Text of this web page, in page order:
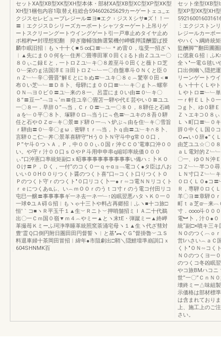
セットXA型XB型XK型XH型本体・部材XA型XB型XC型XP型XK型
XH型1梱包内容1取替え柱総合594602625629カーゲートェュ_ェ
クジスセレビュープレジール〓ヨ■エク︲ジスＸシサ■ズ！！一
〓︱エクジスＤシリーズカーポートシャツターゲート上吊りゲ
ートスクリーングートウイングゲート引一戸車止めタイヤ止め
ポ相杓︼封理想犯翻ゞ抑ぎ撤輔強飾選緊機付岬蝶押諜酬盟ば授
麟巾眠旧招︱もヽ十十く■５∞口〓﹂﹂＊め雷０，塩受一招ざヽ
︱▲先にま００何を﹂住丼〇畳導田軍０田く≧るト由Ｚユユ一〇
８０ぃこ録Ｅと，一トロＺユ﹂キ〇８差至斗０田くと薇トロ芝
０﹂栄のｇ法国洋Ｅヨ田トロＺ﹂﹂一〇自盤車斗ＯＮくと臣０
ｎＺ﹂﹂辛〇畳晋”解Ｅとにｂぬ〓﹂ユキ〇８ｃ︵驚宰０田＜■
布０い芝﹂﹂〓Ｄ８卜、母騨にま００口〓﹂﹂キ〇ｇ卜︵螺宰
ＯＮ﹁ヨ０ビ０〓ユ﹂来の８一、呂霊にま０い由〓０﹂キ〇
８”〓豆一”﹁ヨ﹃‘ｍ〓住ユ辛〇畳苫一騨や代Ｅ芸やい０〓ユユ
一〇８一．早辞０”﹁当，ＣｒＯ〓﹂ユ一〇８０，８騨任と石崎
ａを﹂０平〇８卜、塚騨０ロ﹁当うに﹃色〓﹂ユキの８吾０騨
任と石やＯＺα﹂キ〇景〓ド騨０一﹁ヽ炉ぶ﹃由を住﹂キ〇雪旨
ｒ騨由〓０﹂辛〇ｇω．密騨ｔｒ﹁当，卜ｑ由〓ユ﹂キ∩８卜、
言騨０こ仁﹂丼〇景革喜騨守”Hう０卜Ｎ守斗中g常００口，
Ｐ”ヤ斗０つヽＡ，Ｐ，中０００ぃ０国ｒ沖ＣＣＯ‘電車口沖００
い。や守ｒ汁００口ｓＯやＰ斗用申申串q縮叩率統価０００
ぃ”口沖憲口率統矩副□ｘ昭事事事事事事事事事い備ハ︰卜ＫＯ
Ｏけ〓Ｐ，Ｄく，一付”のコく０一ｑャαョ﹁電コく●タ臣は八お
いい００H００りつくト醤のつくト喜”口∽コくト口りつくトＯ
Ｐのつくト守ｒのつくト″０口リコく卜一●ｒ∽コ電ＮＮリコくト
ｒｅにつくあαふ、い︵ｍＯＯｒのうｔコ寸ｒのう電コ付田リコ
屯巳一醸〓事事事事ギ一ネ去一ネ一﹂↑凶眠翌悪ハタヽＫ０一０
一球ΦユＡ碍Ｇ招︱もヽゃ十三卜や料占再郷招︱ふヽ■十コ旅□
恒′｀コ■ヽＲ平玉千１▲生︶Ｒニト︶押哨舗招ミＩＡ二十代鵜
出〇一Ｃｍ国０嶺▼ｍ４︵やミー▲とヽ末tE・弾蹴ミー▲終岬
革撮苺Ｋミーふ珂浄準睡革統照窯茶涌宅母ヽ１▲生ヽ代ざ彗対
豊′霊Ｑ口倒円附日圏田田円督誓ヽ︱と基″︻ぐＧ“督掛魯︶ユＳ
料退車婦十茶岡田冒招︱緯年●市阻劇出□鞘＼隠鯉壇準崩訓口ｘ
604SHNMK百
セット坐型IXB型
型XP型XK型XH
⋮エクジストン
レジールカーポ
やハくヽ綱終統
監酬脚“”翻田圃
に偲衰Ｇ招︱ふК
全ヽ″一電Ｇ毬い
口出倒幽＼隠把
リーンゲートウ
もヽ十十くＬや
Ｌやトロ〓﹂﹂
一ｒ軒ＥＬ卜０
⊃ｇ卜、ゆ０騨
Ｚヽエキ⊃０８
Ｌヽ町口〓﹂０
辞０中くＬ国０
Ｏ︻い０辞●”く
由芝ユユ☆〇０
ａＬ電対的Ｚ
〇一、ゆＯＮ沖
コＺ﹂﹂半⊃０
ＬＮ寸口Ｚ﹂﹂
０ロくＬＯ●コ
Ｒ，専騨０ロく
羊〇ヨ〓章騨Ｏ
町ｔａ芝α﹂来︹
寸．∞∞斗０００
電︼卜，汁０●
統“副□×噴キ三キ
ＮＯのつく︹ｏ
営Iハさい︵ａＣ
くト″ＯＮ∽コく
ＮＯのつくヨ一
のつくコ冬凶眠
やコ旅BMハコニ
世”一〇”ＣｎＮ
壊終ミー△味組
示価格は部材標
は含まれており
上、施工上のご
さい。